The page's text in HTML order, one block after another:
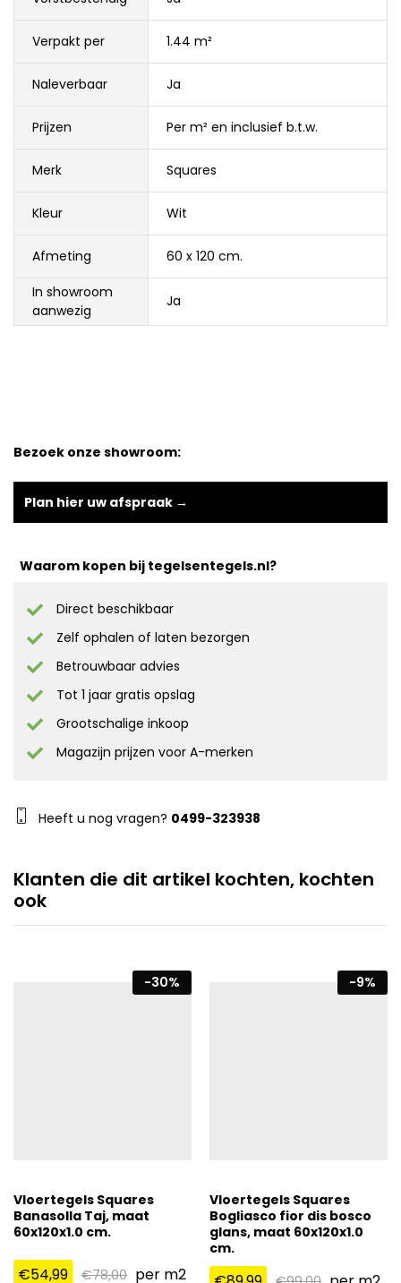
Verpakt per 1.44 m²
Naleverbaar Ja
Prijzen Per m² en inclusief b.t.w.
Merk Squares
Kleur Wit
Afmeting
60 x 120 cm.
In showroom
aanwezig
Ja
Bezoek onze showroom:
Plan hier uw afspraak →
Waarom kopen bij tegelsentegels.nl?
Direct beschikbaar
Zelf ophalen of laten bezorgen
Betrouwbaar advies
Tot 1 jaar gratis opslag
Grootschalige inkoop
Magazijn prijzen voor A-merken
Heeft u nog vragen? 0499-323938
Klanten die dit artikel kochten, kochten
ook
-30%
Vloertegels Squares
Banasolla Taj, maat
60x120x1.0 cm.
€54,99 €78,00 per m2
-9%
Vloertegels Squares
Bogliasco fior dis bosco
glans, maat 60x120x1.0
cm.